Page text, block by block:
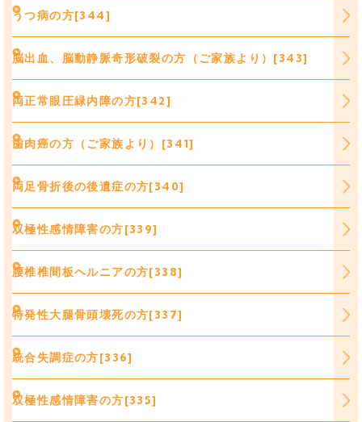
うつ病の方[344]
脳出血、脳動静脈奇形破裂の方（ご家族より）[343]
両正常眼圧緑内障の方[342]
歯肉癌の方（ご家族より）[341]
両足骨折後の後遺症の方[340]
双極性感情障害の方[339]
腰椎椎間板ヘルニアの方[338]
特発性大腿骨頭壊死の方[337]
統合失調症の方[336]
双極性感情障害の方[335]